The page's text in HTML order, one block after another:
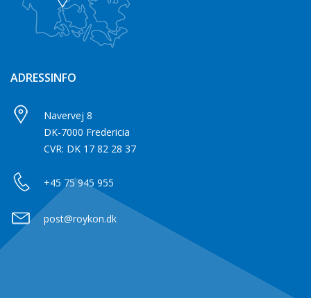
ADRESSINFO
Navervej 8
DK-7000 Fredericia
CVR: DK 17 82 28 37
+45 75 945 955
post@roykon.dk